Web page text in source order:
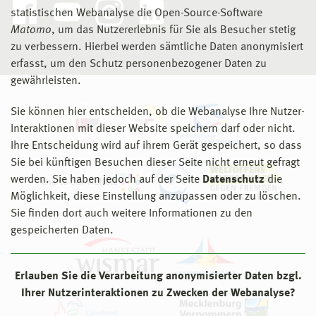
statistischen Webanalyse die Open-Source-Software
Matomo, um das Nutzererlebnis für Sie als Besucher stetig
zu verbessern. Hierbei werden sämtliche Daten anonymisiert
erfasst, um den Schutz personenbezogener Daten zu
gewährleisten.
Sie können hier entscheiden, ob die Webanalyse Ihre Nutzer-
Interaktionen mit dieser Website speichern darf oder nicht.
Ihre Entscheidung wird auf ihrem Gerät gespeichert, so dass
Sie bei künftigen Besuchen dieser Seite nicht erneut gefragt
werden. Sie haben jedoch auf der Seite Datenschutz die
Möglichkeit, diese Einstellung anzupassen oder zu löschen.
Sie finden dort auch weitere Informationen zu den
gespeicherten Daten.
Erlauben Sie die Verarbeitung anonymisierter Daten bzgl.
Ihrer Nutzerinteraktionen zu Zwecken der Webanalyse?